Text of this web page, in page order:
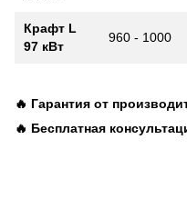
Крафт L
97 кВт
960 - 1000
🔥 Гарантия от
🔥 Бесплатная